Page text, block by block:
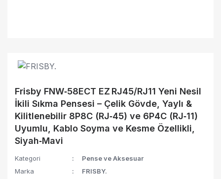
Frisby FNW‑58ECT EZ RJ45/RJ11 Yeni Nesil
İkili Sıkma Pensesi – Çelik Gövde, Yaylı &
Kilitlenebilir 8P8C (RJ‑45) ve 6P4C (RJ‑11)
Uyumlu, Kablo Soyma ve Kesme Özellikli,
Siyah‑Mavi
Kategori
Pense ve Aksesuar
Marka
FRISBY.